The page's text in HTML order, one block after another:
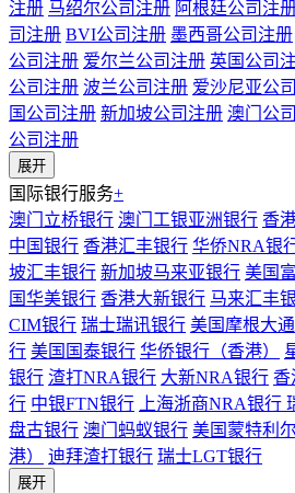
注册 马绍尔公司注册 阿根廷公司注
司注册 BVI公司注册 墨西哥公司注册
公司注册 爱尔兰公司注册 英国公司
公司注册 波兰公司注册 爱沙尼亚公
国公司注册 新加坡公司注册 澳门公
公司注册
展开
国际银行服务+
澳门立桥银行 澳门工银亚洲银行 香
中国银行 香港汇丰银行 华侨NRA银
坡汇丰银行 新加坡马来亚银行 美国
国华美银行 香港大新银行 马来汇丰
CIM银行 瑞士瑞讯银行 美国摩根大
行 美国国泰银行 华侨银行（香港）
银行 渣打NRA银行 大新NRA银行 香
行 中银FTN银行 上海浙商NRA银行
盘古银行 澳门蚂蚁银行 美国蒙特利
港）
迪拜渣打银行 瑞士LGT银行
展开